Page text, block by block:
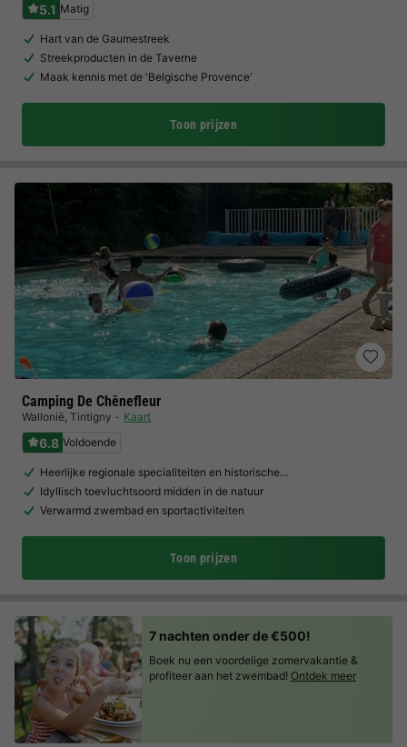
5.1 Matig
Hart van de Gaumestreek
Streekproducten in de Taverne
Maak kennis met de 'Belgische Provence'
Toon prijzen
Camping De Chênefleur
Wallonië, Tintigny Kaart
6.8 Voldoende
Heerlijke regionale specialiteiten en historische…
Idyllisch toevluchtsoord midden in de natuur
Verwarmd zwembad en sportactiviteiten
Toon prijzen
7 nachten onder de €500!
Boek nu een voordelige zomervakantie &
profiteer aan het zwembad! Ontdek meer